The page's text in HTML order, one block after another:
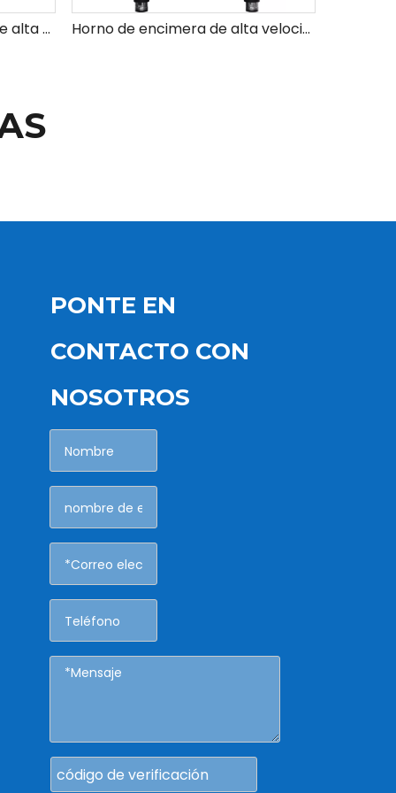
El mejor horno comercial de alta velocidad para encimera con función de menú confidencial Horno de encimera de alta velocidad con motor de frecuencia variable para uso comercial - Pantalla táctil CTL de 5'
PONTE EN
CONTACTO CON
NOSOTROS